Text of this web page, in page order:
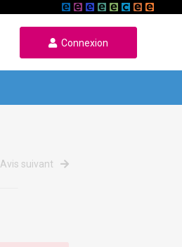
Connexion
Avis suivant